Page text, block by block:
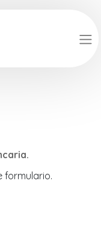
formulario.